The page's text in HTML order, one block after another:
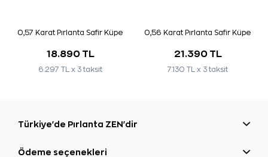
0,57 Karat Pırlanta Safir Küpe
18.890 TL
6.297 TL x 3 taksit
0,56 Karat Pırlanta Safir Küpe
21.390 TL
7.130 TL x 3 taksit
Türkiye'de Pırlanta ZEN'dir
Ödeme seçenekleri